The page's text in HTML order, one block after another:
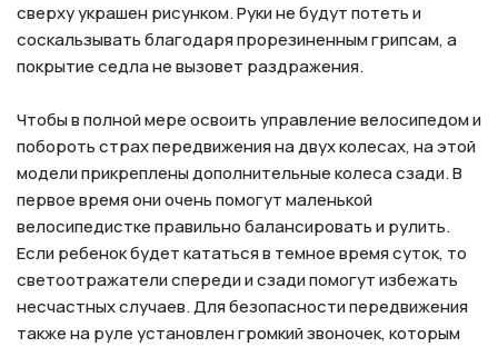
сверху украшен рисунком. Руки не будут потеть и
соскальзывать благодаря прорезиненным грипсам, а
покрытие седла не вызовет раздражения.
Чтобы в полной мере освоить управление велосипедом и
побороть страх передвижения на двух колесах, на этой
модели прикреплены дополнительные колеса сзади. В
первое время они очень помогут маленькой
велосипедистке правильно балансировать и рулить.
Если ребенок будет кататься в темное время суток, то
светоотражатели спереди и сзади помогут избежать
несчастных случаев. Для безопасности передвижения
также на руле установлен громкий звоночек, которым